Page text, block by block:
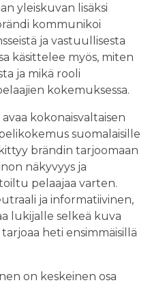
yleiskuvan lisäksi
kommunikoi
ja vastuullisesta
käsittelee myös, miten
ja mikä rooli
kokemuksessa.
kokonaisvaltaisen
suomalaisille
brändin tarjoomaan
näkyvyys ja
pelaajaa varten.
ja informatiivinen,
lukijalle selkeä kuva
heti ensimmäisillä
on keskeinen osa